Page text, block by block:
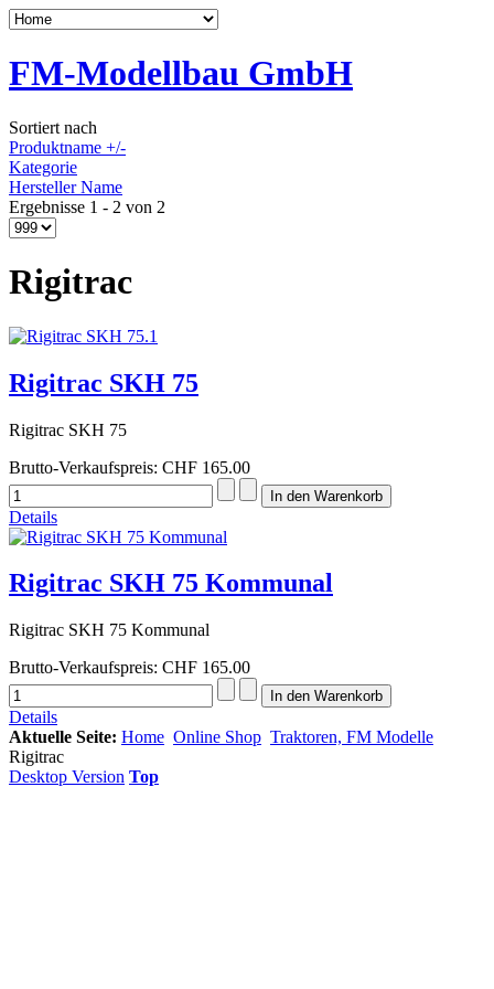
FM-Modellbau GmbH
Sortiert nach
Produktname +/-
Kategorie
Hersteller Name
Ergebnisse 1 - 2 von 2
Rigitrac
Rigitrac SKH 75
Rigitrac SKH 75
Brutto-Verkaufspreis: CHF 165.00
Details
Rigitrac SKH 75 Kommunal
Rigitrac SKH 75 Kommunal
Brutto-Verkaufspreis: CHF 165.00
Details
Aktuelle Seite: Home Online Shop Traktoren, FM Modelle
Rigitrac
Desktop Version Top